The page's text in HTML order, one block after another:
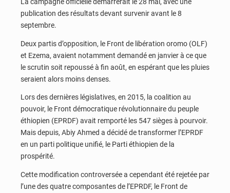
publication des résultats devant survenir avant le 8
septembre.
Deux partis d’opposition, le Front de libération oromo (OLF)
et Ezema, avaient notamment demandé en janvier à ce que
le scrutin soit repoussé à fin août, en espérant que les pluies
seraient alors moins denses.
Lors des dernières législatives, en 2015, la coalition au
pouvoir, le Front démocratique révolutionnaire du peuple
éthiopien (EPRDF) avait remporté les 547 sièges à pourvoir.
Mais depuis, Abiy Ahmed a décidé de transformer l’EPRDF
en un parti politique unifié, le Parti éthiopien de la
prospérité.
Cette modification controversée a cependant été rejetée par
l’une des quatre composantes de l’EPRDF, le Front de